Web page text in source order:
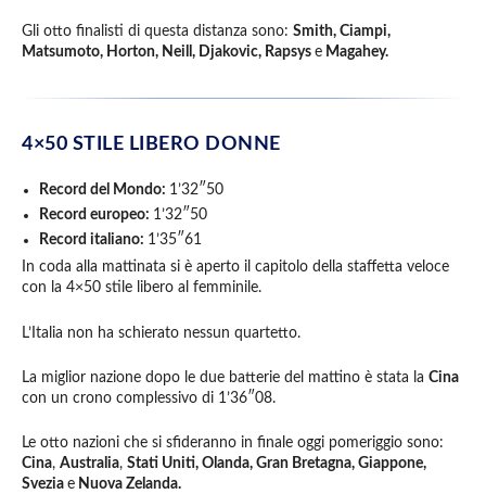
Gli otto finalisti di questa distanza sono: Smith, Ciampi,
Matsumoto, Horton, Neill, Djakovic, Rapsys e Magahey.
4×50 STILE LIBERO DONNE
Record del Mondo: 1’32″50
Record europeo: 1’32″50
Record italiano: 1’35″61
In coda alla mattinata si è aperto il capitolo della staffetta veloce
con la 4×50 stile libero al femminile.
L’Italia non ha schierato nessun quartetto.
La miglior nazione dopo le due batterie del mattino è stata la Cina
con un crono complessivo di 1’36″08.
Le otto nazioni che si sfideranno in finale oggi pomeriggio sono:
Cina, Australia, Stati Uniti, Olanda, Gran Bretagna, Giappone,
Svezia e Nuova Zelanda.